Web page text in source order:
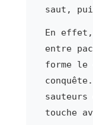
saut,
En
entre
forme
sauteurs
touche